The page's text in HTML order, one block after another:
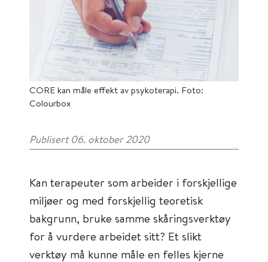
CORE kan måle effekt av psykoterapi. Foto:
Colourbox
Publisert 06. oktober 2020
Kan terapeuter som arbeider i forskjellige
miljøer og med forskjellig teoretisk
bakgrunn, bruke samme skåringsverktøy
for å vurdere arbeidet sitt? Et slikt
verktøy må kunne måle en felles kjerne